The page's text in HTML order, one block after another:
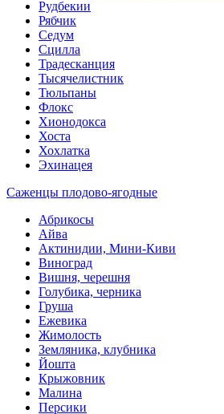
Рудбекии
Рябчик
Седум
Сцилла
Традесканция
Тысячелистник
Тюльпаны
Флокс
Хионодокса
Хоста
Хохлатка
Эхинацея
Саженцы плодово-ягодные
Абрикосы
Айва
Актинидии, Мини-Киви
Виноград
Вишня, черешня
Голубика, черника
Груша
Ежевика
Жимолость
Земляника, клубника
Йошта
Крыжовник
Малина
Персики